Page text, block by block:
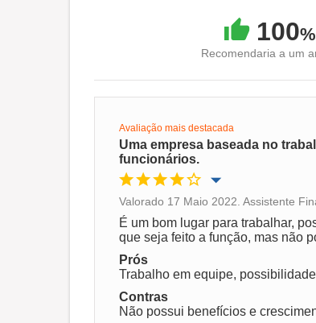
100%
Recomendaria a um
Avaliação mais destacada
Uma empresa baseada no
funcionários.
Oportunidade de promoção
Ambiente de trabalho
Recomenda esta empresa
Valorado 17 Maio 2022. Assistente
É um bom lugar para trabalhar,
que seja feito a função, mas não
Prós
Trabalho em equipe,
Contras
Não possui benefícios e